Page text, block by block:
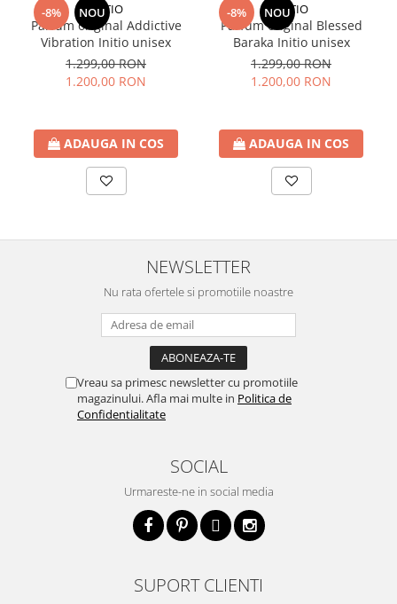
-8% NOU
INITIO
Parfum original Addictive
Vibration Initio unisex
1.299,00 RON
1.200,00 RON
ADAUGA IN COS
-8% NOU
INITIO
Parfum original Blessed
Baraka Initio unisex
1.299,00 RON
1.200,00 RON
ADAUGA IN COS
NEWSLETTER
Nu rata ofertele si promotiile noastre
Vreau sa primesc newsletter cu promotiile
magazinului. Afla mai multe in Politica de
Confidentialitate
SOCIAL
Urmareste-ne in social media
SUPORT CLIENTI